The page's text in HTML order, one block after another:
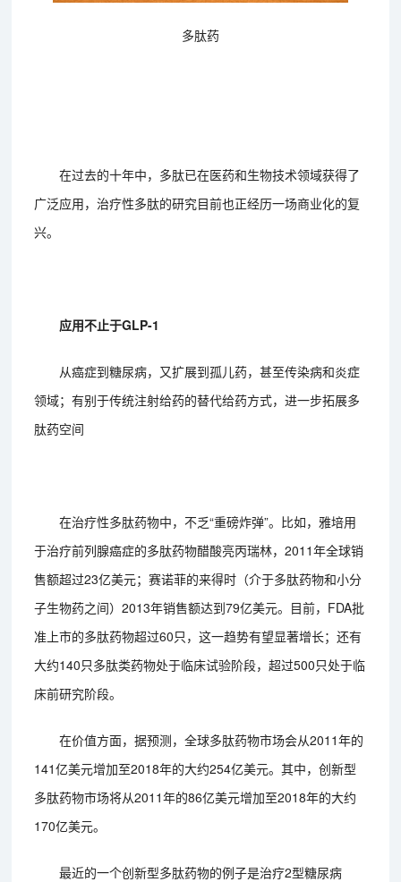
多肽药
在过去的十年中，多肽已在医药和生物技术领域获得了
广泛应用，治疗性多肽的研究目前也正经历一场商业化的复
兴。
应用不止于GLP-1
从癌症到糖尿病，又扩展到孤儿药，甚至传染病和炎症
领域；有别于传统注射给药的替代给药方式，进一步拓展多
肽药空间
在治疗性多肽药物中，不乏“重磅炸弹”。比如，雅培用
于治疗前列腺癌症的多肽药物醋酸亮丙瑞林，2011年全球销
售额超过23亿美元；赛诺菲的来得时（介于多肽药物和小分
子生物药之间）2013年销售额达到79亿美元。目前，FDA批
准上市的多肽药物超过60只，这一趋势有望显著增长；还有
大约140只多肽类药物处于临床试验阶段，超过500只处于临
床前研究阶段。
在价值方面，据预测，全球多肽药物市场会从2011年的
141亿美元增加至2018年的大约254亿美元。其中，创新型
多肽药物市场将从2011年的86亿美元增加至2018年的大约
170亿美元。
最近的一个创新型多肽药物的例子是治疗2型糖尿病